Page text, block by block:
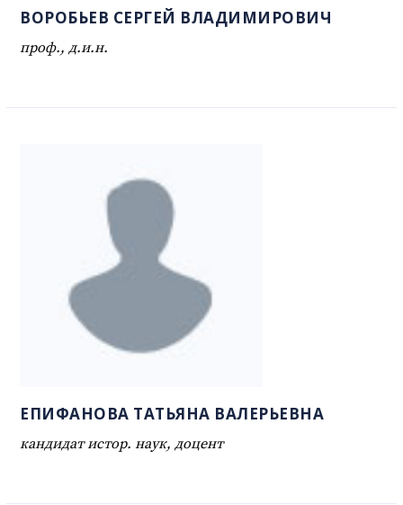
ВОРОБЬЕВ СЕРГЕЙ ВЛАДИМИРОВИЧ
проф., д.и.н.
ЕПИФАНОВА ТАТЬЯНА ВАЛЕРЬЕВНА
кандидат истор. наук, доцент